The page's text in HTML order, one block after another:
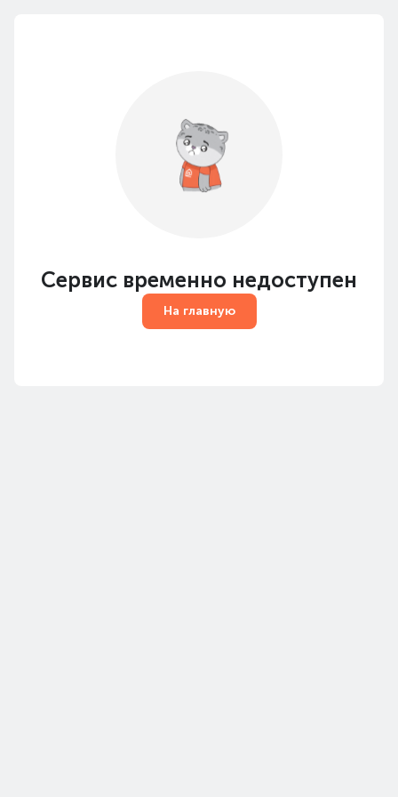
Сервис временно недоступен
На главную